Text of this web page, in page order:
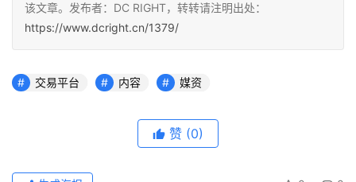
该文章。发布者：DC RIGHT，转转请注明出处：
https://www.dcright.cn/1379/
交易平台 内容 媒资
赞 (0)